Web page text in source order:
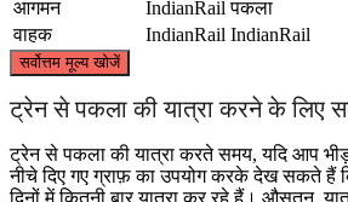
आगमन
IndianRail पकला
वाहक
IndianRail IndianRail
सर्वोत्तम मूल्य खोजें
©CARTO
ट्रेन से पकला की यात्रा करने के लिए
ट्रेन से पकला की यात्रा करते समय, यदि आप
नीचे दिए गए ग्राफ़ का उपयोग करके देख सकते हैं
दिनों में कितनी बार यात्रा कर रहे हैं। औसतन,